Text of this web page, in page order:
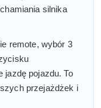
silnika
remote, wybór 3
jazdę pojazdu. To
przejażdżek i